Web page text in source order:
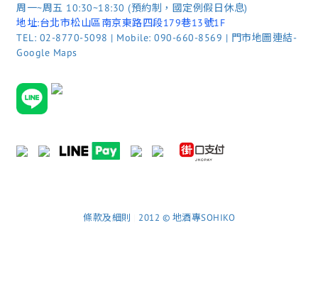
周一~周五 10:30~18:30 (預約制，國定例假日休息)
地址:台北市松山區南京東路四段179巷13號1F
TEL: 02-8770-5098 | Mobile: 090-660-8569 | 門市地圖連結-
Google Maps
條款及細則 2012 © 地酒專SOHIKO